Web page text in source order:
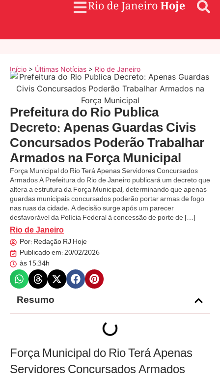
Início > Últimas Notícias > Rio de Janeiro
Prefeitura do Rio Publica
Decreto: Apenas Guardas Civis
Concursados Poderão Trabalhar
Armados na Força Municipal
Força Municipal do Rio Terá Apenas Servidores Concursados
Armados A Prefeitura do Rio de Janeiro publicará um decreto que
altera a estrutura da Força Municipal, determinando que apenas
guardas municipais concursados poderão portar armas de fogo
nas ruas da cidade. A decisão surge após um parecer
desfavorável da Polícia Federal à concessão de porte de […]
Rio de Janeiro
Por: Redação RJ Hoje
Publicado em:20/02/2026
às15:34h
Resumo
Força Municipal do Rio Terá Apenas
Servidores Concursados Armados